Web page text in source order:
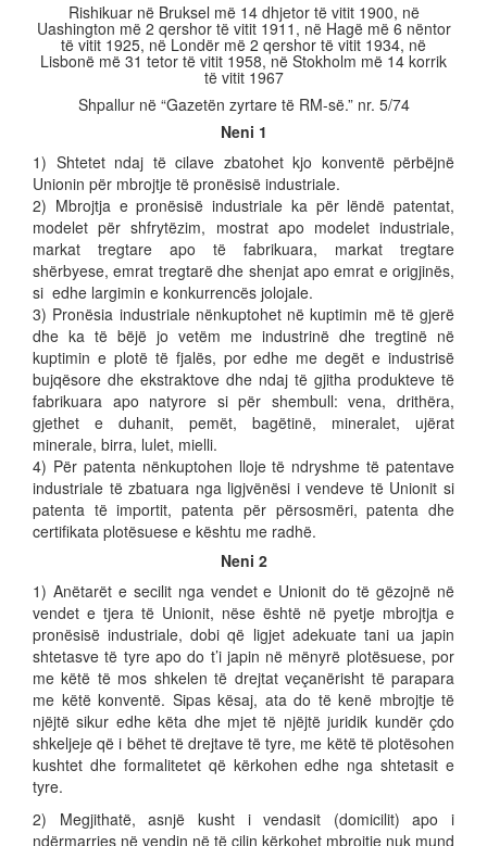
Rishikuar në Bruksel më 14 dhjetor të vitit 1900, në
Uashington më 2 qershor të vitit 1911, në Hagë më 6 nëntor
të vitit 1925, në Londër më 2 qershor të vitit 1934, në
Lisbonë më 31 tetor të vitit 1958, në Stokholm më 14 korrik
të vitit 1967
Shpallur në “Gazetën zyrtare të RM-së.” nr. 5/74
Neni 1
1) Shtetet ndaj të cilave zbatohet kjo konventë përbëjnë
Unionin për mbrojtje të pronësisë industriale.
2) Mbrojtja e pronësisë industriale ka për lëndë patentat,
modelet për shfrytëzim, mostrat apo modelet industriale,
markat tregtare apo të fabrikuara, markat tregtare
shërbyese, emrat tregtarë dhe shenjat apo emrat e origjinës,
si edhe largimin e konkurrencës jolojale.
3) Pronësia industriale nënkuptohet në kuptimin më të gjerë
dhe ka të bëjë jo vetëm me industrinë dhe tregtinë në
kuptimin e plotë të fjalës, por edhe me degët e industrisë
bujqësore dhe ekstraktove dhe ndaj të gjitha produkteve të
fabrikuara apo natyrore si për shembull: vena, drithëra,
gjethet e duhanit, pemët, bagëtinë, mineralet, ujërat
minerale, birra, lulet, mielli.
4) Për patenta nënkuptohen lloje të ndryshme të patentave
industriale të zbatuara nga ligjvënësi i vendeve të Unionit si
patenta të importit, patenta për përsosmëri, patenta dhe
certifikata plotësuese e kështu me radhë.
Neni 2
1) Anëtarët e secilit nga vendet e Unionit do të gëzojnë në
vendet e tjera të Unionit, nëse është në pyetje mbrojtja e
pronësisë industriale, dobi që ligjet adekuate tani ua japin
shtetasve të tyre apo do t’i japin në mënyrë plotësuese, por
me këtë të mos shkelen të drejtat veçanërisht të parapara
me këtë konventë. Sipas kësaj, ata do të kenë mbrojtje të
njëjtë sikur edhe këta dhe mjet të njëjtë juridik kundër çdo
shkeljeje që i bëhet të drejtave të tyre, me këtë të plotësohen
kushtet dhe formalitetet që kërkohen edhe nga shtetasit e
tyre.
2) Megjithatë, asnjë kusht i vendasit (domicilit) apo i
ndërmarrjes në vendin në të cilin kërkohet mbrojtje nuk mund